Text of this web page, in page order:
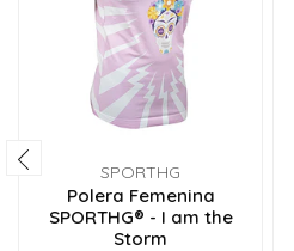
SPORTHG
Polera Femenina
SPORTHG® - I am the
Storm